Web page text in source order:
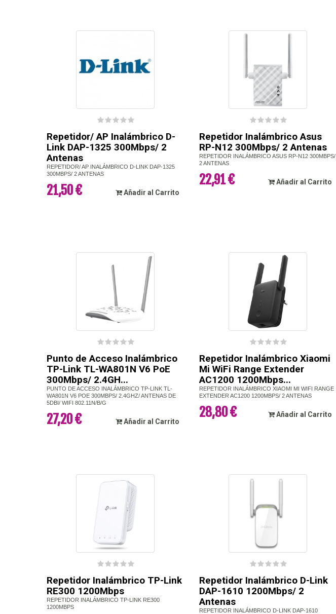
Repetidor/ AP Inalámbrico D-
Link DAP-1325 300Mbps/ 2
Antenas
REPETIDOR/ AP INALÁMBRICO D-LINK DAP-1325
300MBPS/ 2 ANTENAS
21,50 € Añadir al Carrito
Repetidor Inalámbrico Asus
RP-N12 300Mbps/ 2 Antenas
REPETIDOR INALÁMBRICO ASUS RP-N12 300MBPS/
2 ANTENAS
22,91 € Añadir al Carrito
Punto de Acceso Inalámbrico
TP-Link TL-WA801N V6 PoE
300Mbps/ 2.4GH...
PUNTO DE ACCESO INALÁMBRICO TP-LINK TL-
WA801N V6 POE 300MBPS/ 2.4GHZ/ ANTENAS DE
5DBI/ WIFI 802.11N/B/G
27,20 € Añadir al Carrito
Repetidor Inalámbrico Xiaomi
Mi WiFi Range Extender
AC1200 1200Mbps...
REPETIDOR INALÁMBRICO XIAOMI MI WIFI RANGE
EXTENDER AC1200 1200MBPS/ 2 ANTENAS
28,80 € Añadir al Carrito
Repetidor Inalámbrico TP-Link
RE300 1200Mbps
REPETIDOR INALÁMBRICO TP-LINK RE300
1200MBPS
Repetidor Inalámbrico D-Link
DAP-1610 1200Mbps/ 2
Antenas
REPETIDOR INALÁMBRICO D-LINK DAP-1610